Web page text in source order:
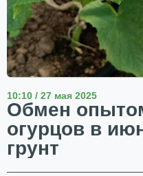
10:10 / 27 мая 2025
Обмен
огурцов в
грунт